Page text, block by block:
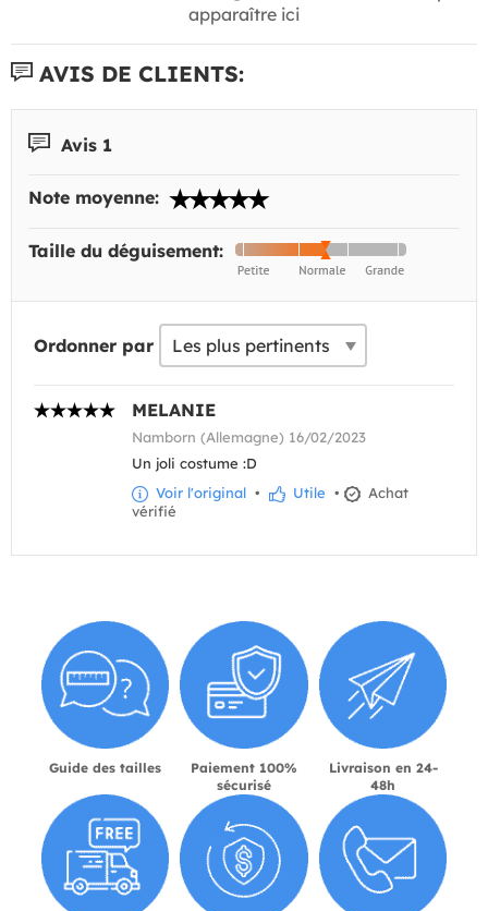
apparaître ici
AVIS DE CLIENTS:
Avis 1
Note moyenne:
Taille du déguisement:
Ordonner par
MELANIE
Namborn (Allemagne) 16/02/2023
Un joli costume :D
Voir l'original • Utile •
Achat
vérifié
Guide des tailles
Paiement 100%
sécurisé
Livraison en 24-
48h